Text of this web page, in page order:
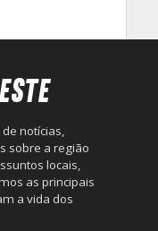
notícias,
sobre a região
locais,
as principais
a vida dos